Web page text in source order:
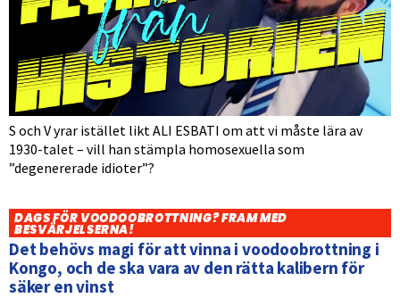
S och V yrar istället likt ALI ESBATI om att vi måste lära av
1930-talet – vill han stämpla homosexuella som
”degenererade idioter”?
DAGS FÖR VOODOOBROTTNING? FRAM MED
BESVÄRJELSERNA!
Det behövs magi för att vinna i voodoobrottning i
Kongo, och de ska vara av den rätta kalibern för
säker en vinst